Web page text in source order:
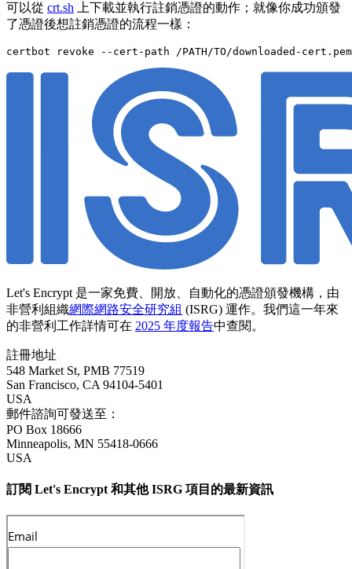
可以從 crt.sh 上下載並執行註銷憑證的動作；就像你成功頒發
了憑證後想註銷憑證的流程一樣：
Let's Encrypt 是一家免費、開放、自動化的憑證頒發機構，由
非營利組織網際網路安全研究組 (ISRG) 運作。我們這一年來
的非營利工作詳情可在 2025 年度報告中查閱。
註冊地址
548 Market St, PMB 77519
San Francisco, CA 94104-5401
USA
郵件諮詢可發送至：
PO Box 18666
Minneapolis, MN 55418-0666
USA
訂閱 Let's Encrypt 和其他 ISRG 項目的最新資訊